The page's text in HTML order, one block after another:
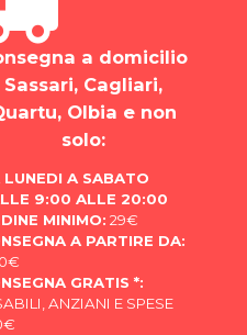
a domicilio
Sassari, Cagliari,
Olbia e non
solo:
LUNEDI A SABATO
9:00 ALLE 20:00
MINIMO: 29€
A PARTIRE DA:
GRATIS *:
ANZIANI E SPESE